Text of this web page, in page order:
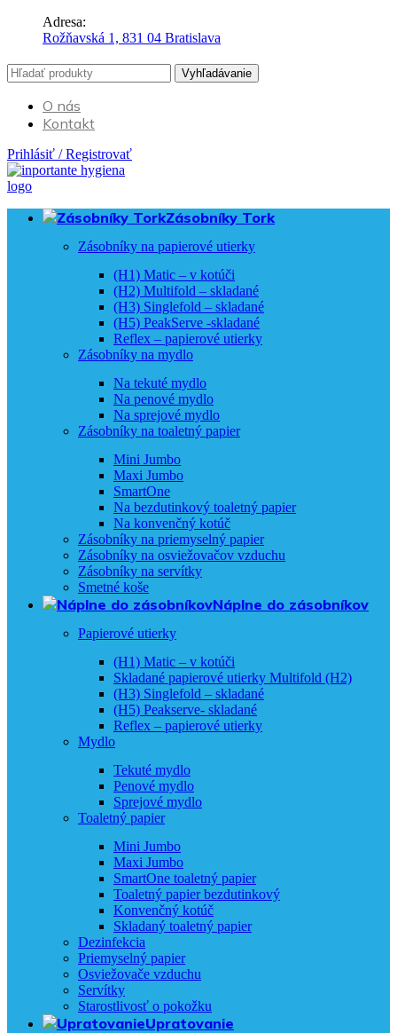
Adresa:
Rožňavská 1, 831 04 Bratislava
Vyhľadávanie
O nás
Kontakt
Prihlásiť / Registrovať
Zásobníky Tork
Zásobníky na papierové utierky
(H1) Matic – v kotúči
(H2) Multifold – skladané
(H3) Singlefold – skladané
(H5) PeakServe -skladané
Reflex – papierové utierky
Zásobníky na mydlo
Na tekuté mydlo
Na penové mydlo
Na sprejové mydlo
Zásobníky na toaletný papier
Mini Jumbo
Maxi Jumbo
SmartOne
Na bezdutinkový toaletný papier
Na konvenčný kotúč
Zásobníky na priemyselný papier
Zásobníky na osviežovačov vzduchu
Zásobníky na servítky
Smetné koše
Náplne do zásobníkov
Papierové utierky
(H1) Matic – v kotúči
Skladané papierové utierky Multifold (H2)
(H3) Singlefold – skladané
(H5) Peakserve- skladané
Reflex – papierové utierky
Mydlo
Tekuté mydlo
Penové mydlo
Sprejové mydlo
Toaletný papier
Mini Jumbo
Maxi Jumbo
SmartOne toaletný papier
Toaletný papier bezdutinkový
Konvenčný kotúč
Skladaný toaletný papier
Dezinfekcia
Priemyselný papier
Osviežovače vzduchu
Servítky
Starostlivosť o pokožku
Upratovanie